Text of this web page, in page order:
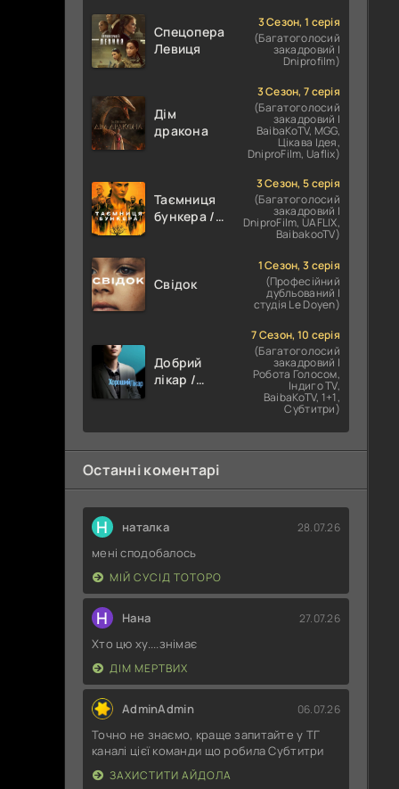
Спецоперації:
Левиця
3 Сезон, 1 серія
(Багатоголосий
закадровий |
Dniprofilm)
Дім
дракона
3 Сезон, 7 серія
(Багатоголосий
закадровий |
BaibaKoTV, MGG,
Цікава Ідея,
DniproFilm, Uaflix)
Таємниця
бункера /
3 Сезон, 5 серія
(Багатоголосий
закадровий |
DniproFilm, UAFLIX,
BaibakooTV)
Свідок
1 Сезон, 3 серія
(Професійний
дубльований |
студія Le Doyen)
Добрий
лікар /
7 Сезон, 10 серія
(Багатоголосий
закадровий |
Робота Голосом,
Індиго TV,
BaibaKoTV, 1+1,
Субтитри)
Останні коментарі
Н наталка 28.07.26
мені сподобалось
МІЙ СУСІД ТОТОРО
Н Нана 27.07.26
Хто цю ху....знімає
ДІМ МЕРТВИХ
AdminAdmin 06.07.26
Точно не знаємо, краще запитайте у ТГ
каналі цієї команди що робила Субтитри
ЗАХИСТИТИ АЙДОЛА